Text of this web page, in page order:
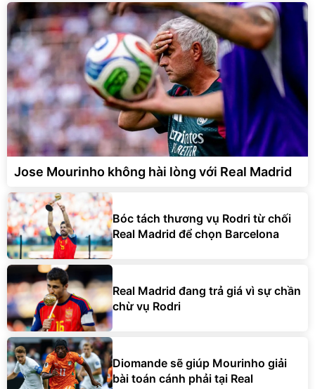
Jose Mourinho không hài lòng với Real Madrid
Bóc tách thương vụ Rodri từ chối
Real Madrid để chọn Barcelona
Real Madrid đang trả giá vì sự chần
chừ vụ Rodri
Diomande sẽ giúp Mourinho giải
bài toán cánh phải tại Real